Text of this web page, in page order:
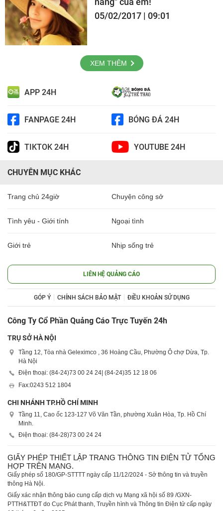
05/02/2017 | 09:01
XEM THÊM
APP 24H
FANPAGE 24H BÓNG ĐÁ 24H
TIKTOK 24H YOUTUBE 24H
CHUYÊN MỤC KHÁC
Trang chủ 24giờ Chuyện công sở
Tình yêu - Giới tính Ngoại tình
Giới trẻ Nhịp sống trẻ
LIÊN HỆ QUẢNG CÁO
GÓP Ý CHÍNH SÁCH BẢO MẬT ĐIỀU KHOẢN SỬ DỤNG
Công Ty Cổ Phần Quảng Cáo Trực Tuyến 24h
TRỤ SỞ HÀ NỘI
Tầng 12, Tòa nhà Geleximco , 36 Hoàng Cầu, Phường Ô chợ Dừa, Tp.
Hà Nội
Điện thoại: (84-24)73 00 24 24 | (84-24)35 12 18 06
Fax:0243 512 1804
CHI NHÁNH TP.HỒ CHÍ MINH
Tầng 11, Cao ốc 123-127 Võ Văn Tần, phường Xuân Hòa, Tp. Hồ Chí
Minh.
Điện thoại: (84-28)73 00 24 24
GIẤY PHÉP THIẾT LẬP TRANG THÔNG TIN ĐIỆN TỬ TỔNG
HỢP TRÊN MẠNG.
Giấy phép số 180/GP-STTTT ngày cấp 11/12/2024 - Sở thông tin và truyền
thông Hà Nội.
Giấy xác nhận thông báo cung cấp dịch vụ Mạng xã hội số 89 /GXN-
PTTH&TTĐT do Cục Phát thanh, Truyền hình và Thông tin Điện tử cấp ngày